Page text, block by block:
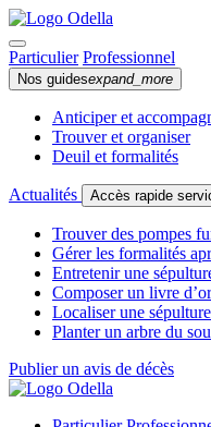
Particulier Professionnel
Nos guidesexpand_more
Anticiper et
Trouver et organiser
Deuil et formalités
Actualités Accès rapide
Trouver des pompes
Gérer les formalités
Entretenir une
Composer un livre d’or
Localiser une sépulture
Planter un arbre du
Publier un avis de décès